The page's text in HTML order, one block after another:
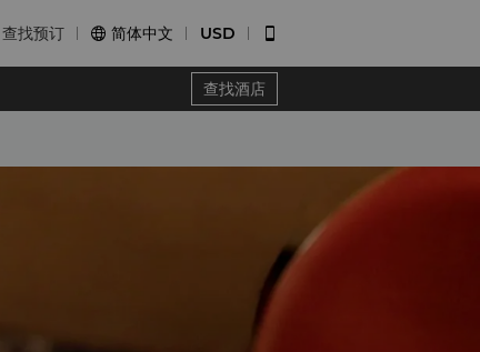
查找预订  简体中文 USD 
查找酒店